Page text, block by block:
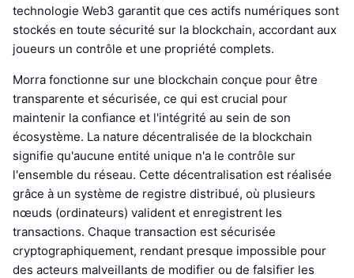
technologie Web3 garantit que ces actifs numériques sont
stockés en toute sécurité sur la blockchain, accordant aux
joueurs un contrôle et une propriété complets.
Morra fonctionne sur une blockchain conçue pour être
transparente et sécurisée, ce qui est crucial pour
maintenir la confiance et l'intégrité au sein de son
écosystème. La nature décentralisée de la blockchain
signifie qu'aucune entité unique n'a le contrôle sur
l'ensemble du réseau. Cette décentralisation est réalisée
grâce à un système de registre distribué, où plusieurs
nœuds (ordinateurs) valident et enregistrent les
transactions. Chaque transaction est sécurisée
cryptographiquement, rendant presque impossible pour
des acteurs malveillants de modifier ou de falsifier les